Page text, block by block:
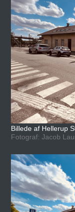
Billede af Hellerup
Fotograf: Jacob